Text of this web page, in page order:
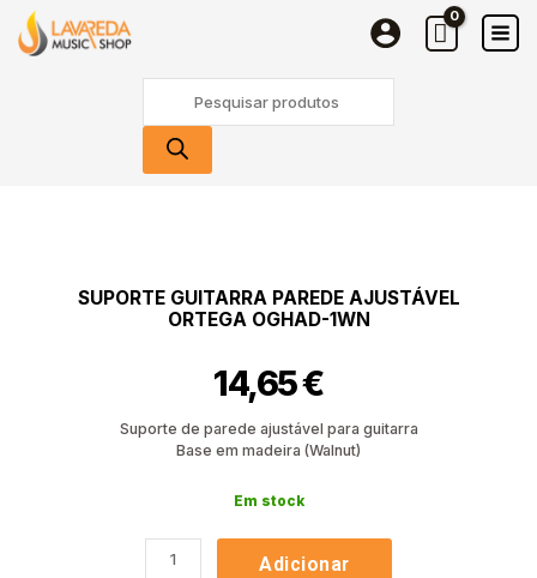
content
search
SUPORTE GUITARRA PAREDE AJUSTÁVEL
ORTEGA OGHAD-1WN
14,65€
Suporte de parede ajustável para guitarra
Base em madeira (Walnut)
Em stock
Guitarra
Parede
Adicionar
OGHAD-